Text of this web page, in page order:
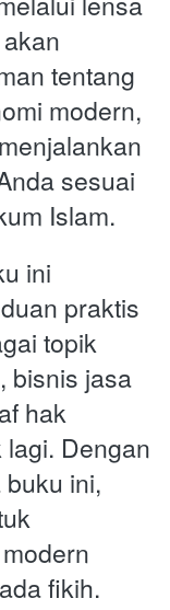
tentang
modern,
sesuai
Islam.
ini
praktis
topik
bisnis jasa
hak
Dengan
ini,
fikih.